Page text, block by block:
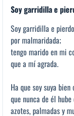
Soy garridilla e
Soy garridilla e
por malmaridada;
tengo marido en mi
que a mí agrada.
Ha que soy suya
que nunca de él
azotes, palmadas y